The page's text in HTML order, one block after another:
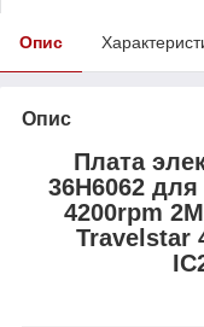
Опис
Опис
Плата
36H6062 для
4200rpm
Travelstar